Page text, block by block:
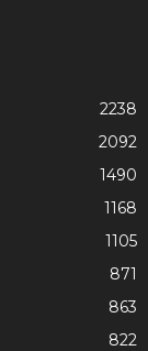
2238
2092
1490
1168
1105
871
863
822